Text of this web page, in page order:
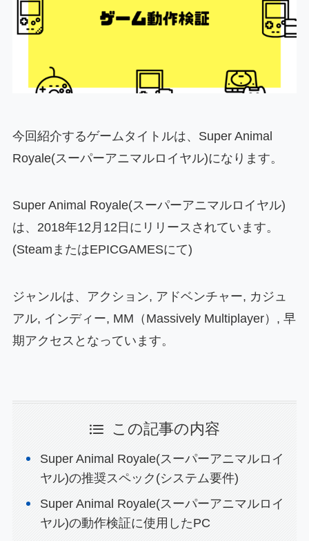
今回紹介するゲームタイトルは、Super Animal
Royale(スーパーアニマルロイヤル)になります。
Super Animal Royale(スーパーアニマルロイヤル)
は、2018年12月12日にリリースされています。
(SteamまたはEPICGAMESにて)
ジャンルは、アクション, アドベンチャー, カジュ
アル, インディー, MM（Massively Multiplayer）, 早
期アクセスとなっています。
この記事の内容
Super Animal Royale(スーパーアニマルロイ
ヤル)の推奨スペック(システム要件)
Super Animal Royale(スーパーアニマルロイ
ヤル)の動作検証に使用したPC